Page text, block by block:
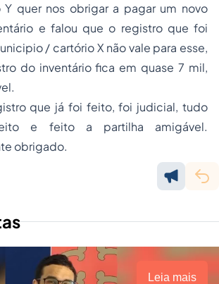
Y quer nos obrigar a pagar um novo
e falou que o registro que foi
/ cartório X não vale para esse,
do inventário fica em quase 7 mil,
que já foi feito, foi judicial, tudo
e feito a partilha amigável.
obrigado.
Leia mais